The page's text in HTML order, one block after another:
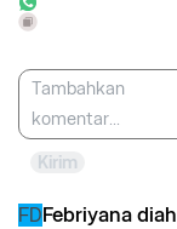
Kirim
FDFebriyana diah